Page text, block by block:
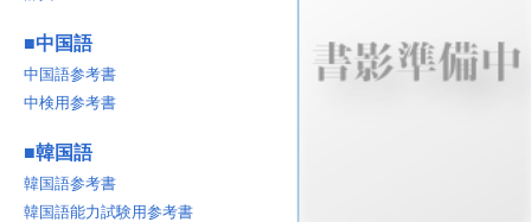
■中国語
中国語参考書
中検用参考書
■韓国語
韓国語参考書
韓国語能力試験用参考書